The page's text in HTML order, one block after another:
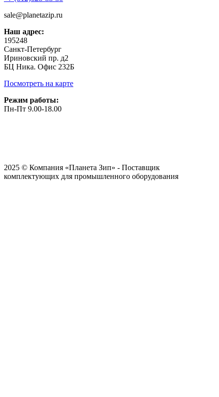
sale@planetazip.ru
Наш адрес:
195248
Санкт-Петербург
Ириновский пр. д2
БЦ Ника. Офис 232Б
Посмотреть на карте
Режим работы:
Пн-Пт 9.00-18.00
2025 © Компания «Планета Зип» - Поставщик
комплектующих для промышленного оборудования